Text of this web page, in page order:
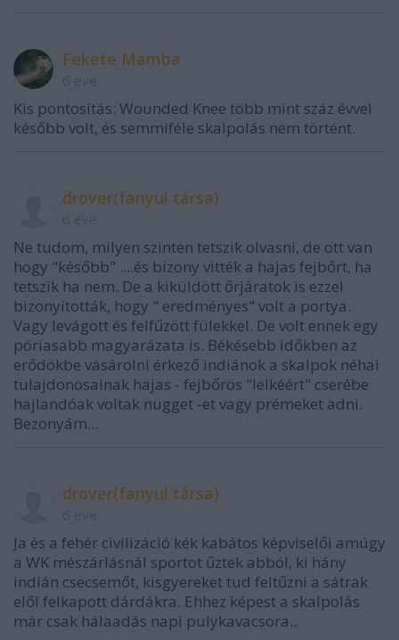
Fekete Mamba
Kis pontosítás: Wounded Knee több mint száz évvel
később volt, és semmiféle skalpolás nem történt.
drover(fanyul társa)
Ne tudom, milyen szinten tetszik olvasni, de ott van
hogy "később" ....és bizony vitték a hajas fejbőrt, ha
tetszik ha nem. De a kiküldött őrjáratok is ezzel
bizonyították, hogy " eredményes" volt a portya.
Vagy levágott és felfűzött fülekkel. De volt ennek egy
póriasabb magyarázata is. Békésebb időkben az
erődökbe vásárolni érkező indiánok a skalpok néhai
tulajdonosainak hajas - fejbőrös "lelkéért" cserébe
hajlandóak voltak nugget -et vagy prémeket adni.
Bezonyám...
drover(fanyul társa)
Ja és a fehér civilizáció kék kabátos képviselői amúgy
a WK mészárlásnál sportot űztek abból, ki hány
indián csecsemőt, kisgyereket tud feltűzni a sátrak
elől felkapott dárdákra. Ehhez képest a skalpolás
már csak hálaadás napi pulykavacsora..